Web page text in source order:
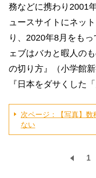
務などに携わり2001
ュースサイトにネッ
り、2020年8月をも
ェブはバカと暇人の
の切り方』（小学館
『日本をダサくした
次ページ：【写真】数
ない
1